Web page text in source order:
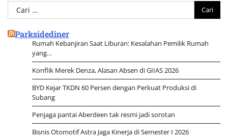
Cari
untuk:
Parksidediner
Rumah Kebanjiran Saat Liburan: Kesalahan Pemilik Rumah
yang…
Konflik Merek Denza, Alasan Absen di GIIAS 2026
BYD Kejar TKDN 60 Persen dengan Perkuat Produksi di
Subang
Penjaga pantai Aberdeen tak resmi jadi sorotan
Bisnis Otomotif Astra Jaga Kinerja di Semester I 2026